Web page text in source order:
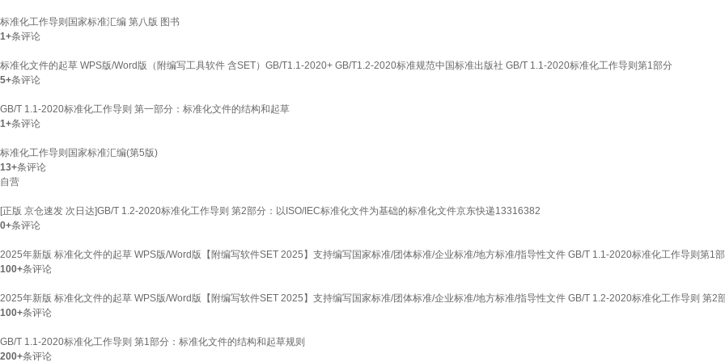
标准化工作导则国家标准汇编 第八版 图书
1+条评论
标准化文件的起草 WPS版/Word版（附编写工具软件 含SET）GB/T1.1-2020+ GB/T1.2-2020标准规范中国标准出版社 GB/T 1.1-2020标准化工作导则第1部分
5+条评论
GB/T 1.1-2020标准化工作导则 第一部分：标准化文件的结构和起草
1+条评论
标准化工作导则国家标准汇编(第5版)
13+条评论
自营
[正版 京仓速发 次日达]GB/T 1.2-2020标准化工作导则 第2部分：以ISO/IEC标准化文件为基础的标准化文件京东快递13316382
0+条评论
2025年新版 标准化文件的起草 WPS版/Word版【附编写软件SET 2025】支持编写国家标准/团体标准/企业标准/地方标准/指导性文件 GB/T 1.1-2020标准化工作导则第1
100+条评论
2025年新版 标准化文件的起草 WPS版/Word版【附编写软件SET 2025】支持编写国家标准/团体标准/企业标准/地方标准/指导性文件 GB/T 1.2-2020标准化工作导则 第2
100+条评论
GB/T 1.1-2020标准化工作导则 第1部分：标准化文件的结构和起草规则
200+条评论